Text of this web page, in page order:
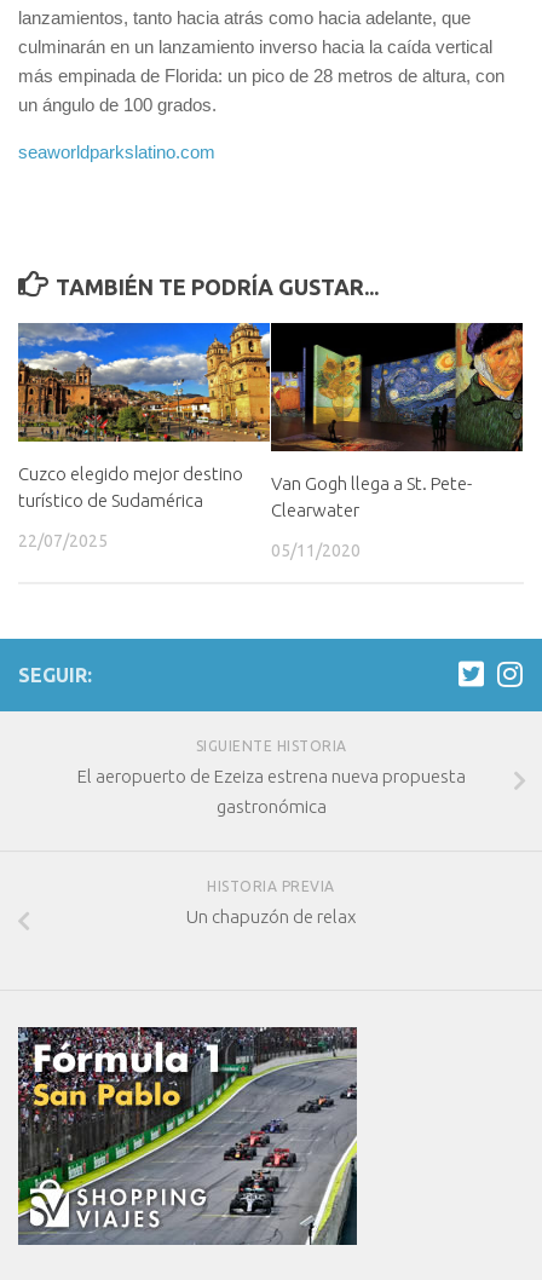
lanzamientos, tanto hacia atrás como hacia adelante, que
culminarán en un lanzamiento inverso hacia la caída vertical
más empinada de Florida: un pico de 28 metros de altura, con
un ángulo de 100 grados.
seaworldparkslatino.com
TAMBIÉN TE PODRÍA GUSTAR...
Cuzco elegido mejor destino
turístico de Sudamérica
22/07/2025
Van Gogh llega a St. Pete-
Clearwater
05/11/2020
SEGUIR:
SIGUIENTE HISTORIA
El aeropuerto de Ezeiza estrena nueva propuesta
gastronómica
HISTORIA PREVIA
Un chapuzón de relax